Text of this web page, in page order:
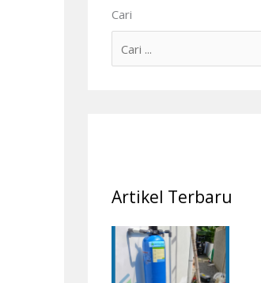
Cari
Artikel Terbaru